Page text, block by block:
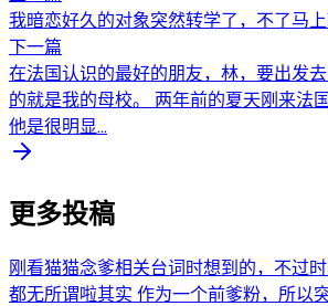
我暗恋好久的对象突然转学了，不了马
下一篇
在法国认识的最好的朋友，林，要出发
的就是我的母校。 两年前的夏天刚来法
他是很明显...
更多投稿
刚看猫猫念爹相关台词时想到的，不过
都无所谓啦其实 作为一个前爹粉，所以